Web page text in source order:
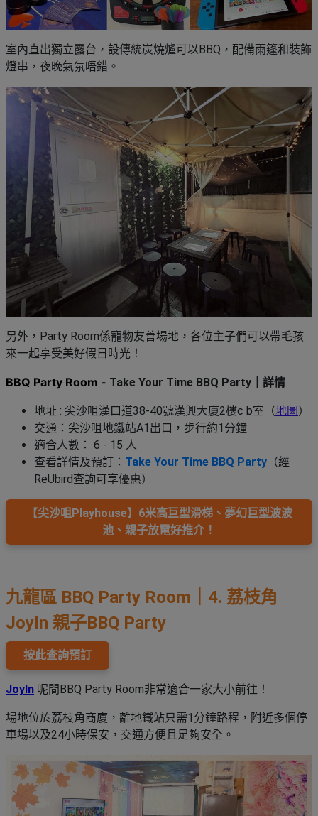
室內直出獨立露台，設傳統炭燒爐可以BBQ，配備雨篷和裝飾
燈串，夜晚氣氛唔錯。
另外，Party Room係寵物友善場地，各位主子們可以帶毛孩
來一起享受美好假日時光！
BBQ Party Room - Take Your Time BBQ Party｜詳情
地址 : 尖沙咀漢口道38-40號漢興大廈2樓c b室（地圖）
交通：尖沙咀地鐵站A1出口，步行約1分鐘
適合人數： 6 - 15 人
查看詳情及預訂： Take Your Time BBQ Party （經
ReUbird查詢可享優惠）
【尖沙咀Playhouse】6米高巨型滑梯、夢幻巨型波波
池、親子放電好推介！
九龍區 BBQ Party Room｜4. 荔枝角
JoyIn 親子BBQ Party
按此查詢預訂
JoyIn 呢間BBQ Party Room非常適合一家大小前往！
場地位於荔枝角商廈，離地鐵站只需1分鐘路程，附近多個停
車場以及24小時保安，交通方便且足夠安全。